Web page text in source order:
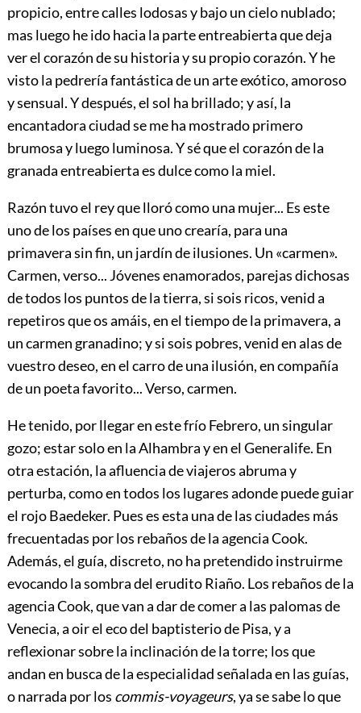
propicio, entre calles lodosas y bajo un cielo nublado;
mas luego he ido hacia la parte entreabierta que deja
ver el corazón de su historia y su propio corazón. Y he
visto la pedrería fantástica de un arte exótico, amoroso
y sensual. Y después, el sol ha brillado; y así, la
encantadora ciudad se me ha mostrado primero
brumosa yluego luminosa. Y sé que el corazón de la
granada entreabierta es dulce como la miel.
Razón tuvo el rey que lloró como una mujer... Es este
uno de los países en que uno crearía, para una
primavera sin fin, un jardín de ilusiones. Un «carmen».
Carmen, verso... Jóvenes enamorados, parejas dichosas
de todos los puntos de la tierra, si sois ricos, venid a
repetiros que os amáis, en el tiempo de la primavera, a
un carmen granadino; y si sois pobres, venid en alas de
vuestro deseo, en el carro de una ilusión, en compañía
de un poeta favorito... Verso, carmen.
He tenido, por llegar en este frío Febrero, un singular
gozo; estar solo en la Alhambra y en el Generalife. En
otra estación, la afluencia de viajeros abruma y
perturba, como en todos los lugares adonde puede guiar
el rojo Baedeker. Pues es esta una de las ciudades más
frecuentadas por los rebaños de la agencia Cook.
Además, el guía, discreto, no ha pretendido instruirme
evocando la sombra del erudito Riaño. Los rebaños de la
agencia Cook, que van a dar de comer a las palomas de
Venecia, a oir el eco del baptisterio de Pisa, y a
reflexionar sobre la inclinaciónde la torre; los que
andan en busca de la especialidad señalada en las guías,
o narrada por los commis-voyageurs, ya se sabe lo que